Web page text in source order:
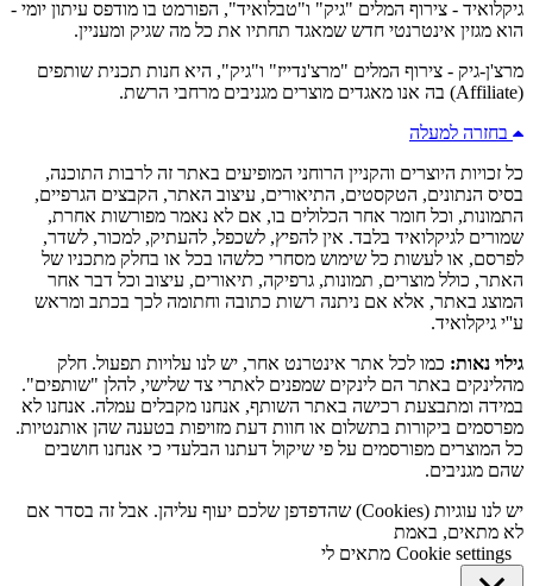
גיקלואיד - צירוף המלים "גיק" ו"טבלואיד", הפורמט בו מודפס עיתון יומי -
הוא מגזין אינטרנטי חדש שמאגד תחתיו את כל מה שגיק ומעניין.
מרצ'ן-גיק - צירוף המלים "מרצ'נדייז" ו"גיק", היא חנות תכנית שותפים
(Affiliate) בה אנו מאגדים מוצרים מגניבים מרחבי הרשת.
בחזרה למעלה
כל זכויות היוצרים והקניין הרוחני המופיעים באתר זה לרבות התוכנה,
בסיס הנתונים, הטקסטים, התיאורים, עיצוב האתר, הקבצים הגרפיים,
התמונות, וכל חומר אחר הכלולים בו, אם לא נאמר מפורשות אחרת,
שמורים לגיקלואיד בלבד. אין להפיץ, לשכפל, להעתיק, למכור, לשדר,
לפרסם, או לעשות כל שימוש מסחרי כלשהו בכל או בחלק מתכניו של
האתר, כולל מוצרים, תמונות, גרפיקה, תיאורים, עיצוב וכל דבר אחר
המוצג באתר, אלא אם ניתנה רשות כתובה וחתומה לכך בכתב ומראש
ע''י גיקלואיד.
גילוי נאות: כמו לכל אתר אינטרנט אחר, יש לנו עלויות תפעול. חלק
מהלינקים באתר הם לינקים שמפנים לאתרי צד שלישי, להלן "שותפים".
במידה ומתבצעת רכישה באתר השותף, אנחנו מקבלים עמלה. אנחנו לא
מפרסמים ביקורות בתשלום או חוות דעת מזויפות בטענה שהן אותנטיות.
כל המוצרים מפורסמים על פי שיקול דעתנו הבלעדי כי אנחנו חושבים
שהם מגניבים.
יש לנו עוגיות (Cookies) שהדפדפן שלכם יעוף עליהן. אבל זה בסדר אם
לא מתאים, באמת
Cookie settings מתאים לי